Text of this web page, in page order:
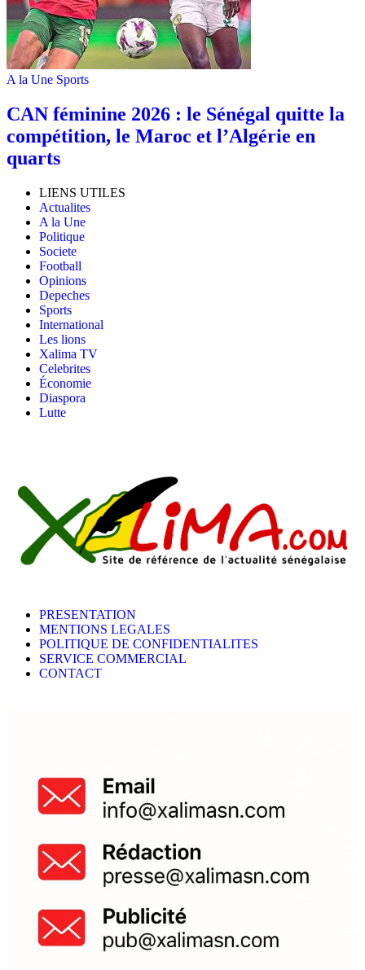
A la Une Sports
‎CAN féminine 2026 : le Sénégal quitte la
compétition, le Maroc et l’Algérie en
quarts
LIENS UTILES
Actualites
A la Une
Politique
Societe
Football
Opinions
Depeches
Sports
International
Les lions
Xalima TV
Celebrites
Économie
Diaspora
Lutte
PRESENTATION
MENTIONS LEGALES
POLITIQUE DE CONFIDENTIALITES
SERVICE COMMERCIAL
CONTACT